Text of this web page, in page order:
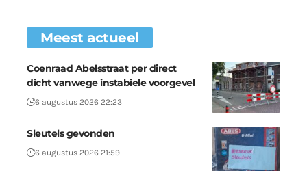
Meest actueel
Coenraad Abelsstraat per direct
dicht vanwege instabiele voorgevel
6 augustus 2026 22:23
Sleutels gevonden
6 augustus 2026 21:59